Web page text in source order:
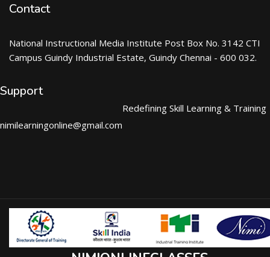
Contact
National Instructional Media Institute Post Box No. 3142 CTI
Campus Guindy Industrial Estate, Guindy Chennai - 600 032.
Support
nimilearningonline@gmail.com
Redefining Skill Learning & Training